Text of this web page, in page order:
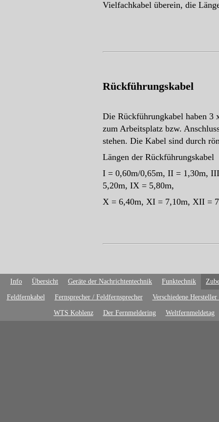
Vielfachkabel überein, die
Rückführungskabel
Die Rückführungkabel haben 3
zum Arbeitsplatz bzw.
stehen. Die Kabel sind durch
Längen der Rückführungskabel
I = 0,60m/0,65m, II = 1,30m,
5,20m, IX = 5,80m,
X = 6,40m, XI = 7,10m, XII =
Info Übersicht Geräte der Nachrichtentechnik Funktechnik
Feldfernkabel Fernsprecher / Feldfernsprecher Verschiedene
WTS Koblenz Der Fernmeldering Weltfernmeldetag